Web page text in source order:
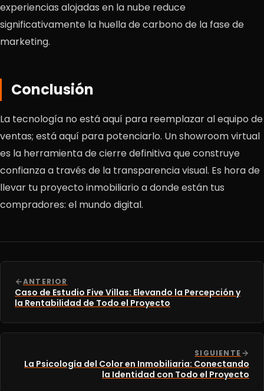
experiencias alojadas en la nube reduce
significativamente la huella de carbono de la fase de
marketing.
Conclusión
La tecnología no está aquí para reemplazar al equipo de
ventas; está aquí para potenciarlo. Un showroom virtual
es la herramienta de cierre definitiva que construye
confianza a través de la transparencia visual. Es hora de
llevar tu proyecto inmobiliario a donde están tus
compradores: el mundo digital.
ANTERIOR
Caso de Estudio Five Villas: Elevando la Percepción y
la Rentabilidad de Todo el Proyecto
SIGUIENTE
La Psicología del Color en Inmobiliaria: Conectando
la Identidad con Todo el Proyecto